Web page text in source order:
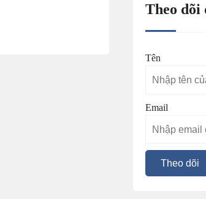
Theo dõi
Tên
Email